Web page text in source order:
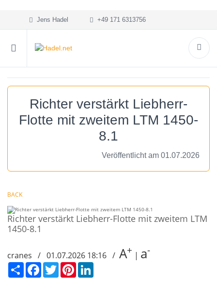
Jens Hadel +49 171 6313756
Richter verstärkt Liebherr-
Flotte mit zweitem LTM 1450-
8.1
Veröffentlicht am 01.07.2026
BACK
Richter verstärkt Liebherr-Flotte mit zweitem LTM
1450-8.1
cranes / 01.07.2026 18:16 / A+ | a-
СподелиFacebookTwitter Pinterest